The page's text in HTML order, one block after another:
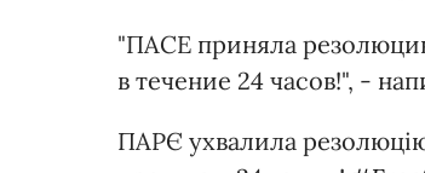
"ПАСЕ приняла
в течение 24 часов!", -
ПАРЄ ухвалила